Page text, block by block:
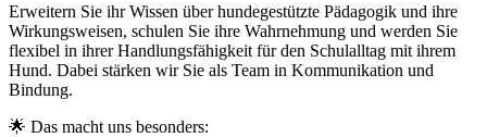
Erweitern Sie ihr Wissen über hundegestützte Pädagogik und ihre
Wirkungsweisen, schulen Sie ihre Wahrnehmung und werden Sie
flexibel in ihrer Handlungsfähigkeit für den Schulalltag mit ihrem
Hund. Dabei stärken wir Sie als Team in Kommunikation und
Bindung.
🌟 Das macht uns besonders: